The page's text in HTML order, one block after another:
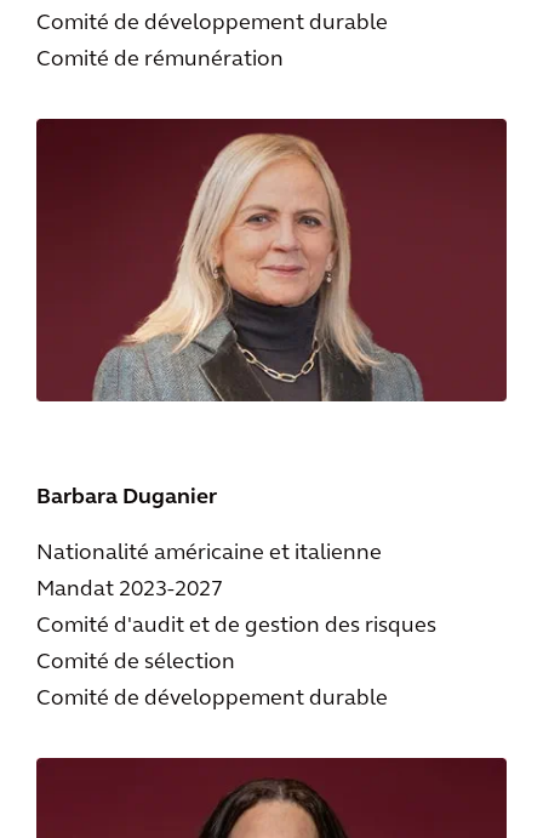
Comité de développement durable
Comité de rémunération
Barbara Duganier
Nationalité américaine et italienne
Mandat 2023-2027
Comité d'audit et de gestion des risques
Comité de sélection
Comité de développement durable